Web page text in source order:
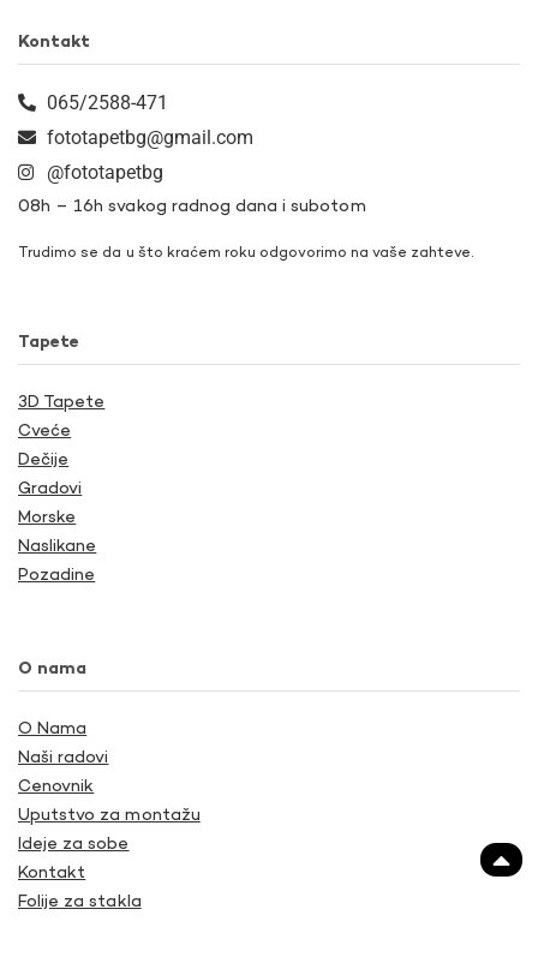
Kontakt
065/2588-471
fototapetbg@gmail.com
@fototapetbg
08h – 16h svakog radnog dana i subotom
Trudimo se da u što kraćem roku odgovorimo na vaše zahteve.
Tapete
3D Tapete
Cveće
Dečije
Gradovi
Morske
Naslikane
Pozadine
O nama
O Nama
Naši radovi
Cenovnik
Uputstvo za montažu
Ideje za sobe
Kontakt
Folije za stakla